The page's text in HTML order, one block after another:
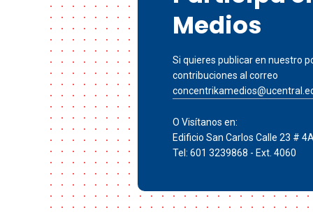
Medios
Si quieres publicar en nuestro
contribuciones al correo
O Visítanos en:
Edificio San Carlos Calle 23 #
Tel: 601 3239868 - Ext. 4060